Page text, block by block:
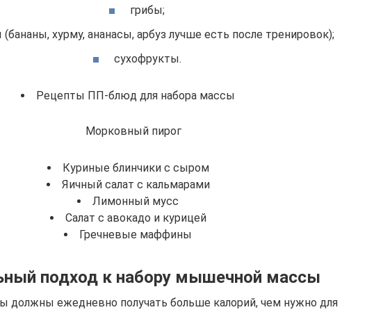
грибы;
хурму, ананасы, арбуз лучше есть после тренировок);
сухофрукты.
Рецепты ПП-блюд для набора массы
Морковный пирог
Куриные блинчики с сыром
Яичный салат с кальмарами
Лимонный мусс
Салат с авокадо и курицей
Гречневые маффины
подход к набору мышечной массы
должны ежедневно получать больше калорий, чем нужно для